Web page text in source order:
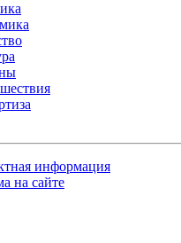
информация
на сайте